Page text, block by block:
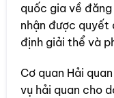
quốc gia về
nhận được quyết
định giải thể và
Cơ quan Hải
vụ hải quan cho